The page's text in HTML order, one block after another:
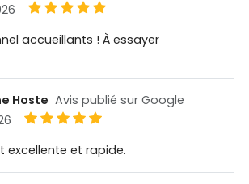
accueillants ! À essayer
Hoste Avis publié sur Google
excellente et rapide.